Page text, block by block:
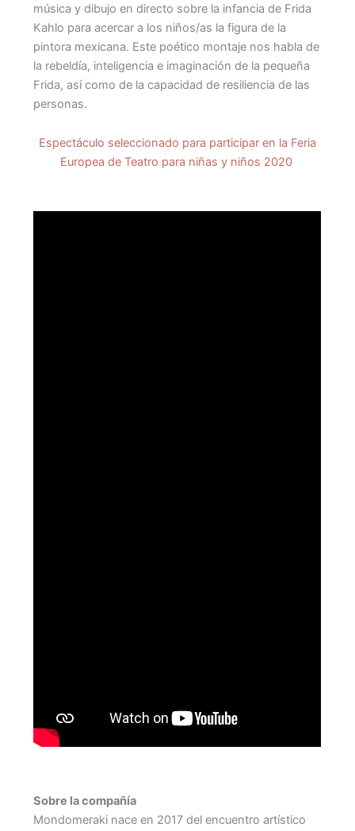
música y dibujo en directo sobre la infancia de Frida
Kahlo para acercar a los niños/as la figura de la
pintora mexicana. Este poético montaje nos habla de
la rebeldía, inteligencia e imaginación de la pequeña
Frida, así como de la capacidad de resiliencia de las
personas.
Espectáculo seleccionado para participar en la Feria
Europea de Teatro para niñas y niños 2020
Sobre la compañía
Mondomeraki nace en 2017 del encuentro artístico